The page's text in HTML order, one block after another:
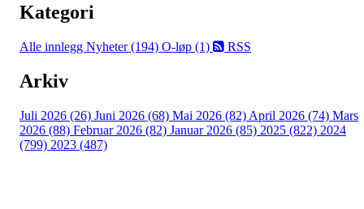
Kategori
Alle innlegg Nyheter (194) O-løp (1) RSS
Arkiv
Juli 2026 (26) Juni 2026 (68) Mai 2026 (82) April 2026 (74) Mars
2026 (88) Februar 2026 (82) Januar 2026 (85) 2025 (822) 2024
(799) 2023 (487)